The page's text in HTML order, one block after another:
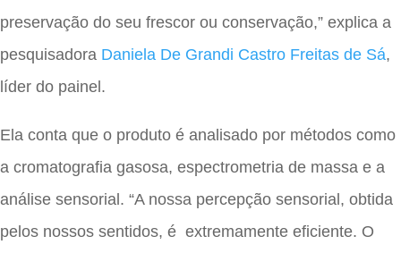
preservação do seu frescor ou conservação,” explica a
pesquisadora Daniela De Grandi Castro Freitas de Sá,
líder do painel.
Ela conta que o produto é analisado por métodos como
a cromatografia gasosa, espectrometria de massa e a
análise sensorial. “A nossa percepção sensorial, obtida
pelos nossos sentidos, é extremamente eficiente. O